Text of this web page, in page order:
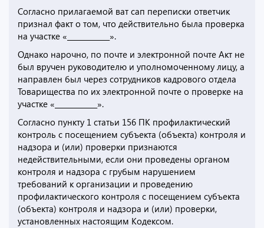
Согласно прилагаемой ват сап переписки ответчик
признал факт о том, что действительно была проверка
на участке «____________».
Однако нарочно, по почте и электронной почте Акт не
был вручен руководителю и уполномоченному лицу, а
направлен был через сотрудников кадрового отдела
Товарищества по их электронной почте о проверке на
участке «____________».
Согласно пункту 1 статьи 156 ПК профилактический
контроль с посещением субъекта (объекта) контроля и
надзора и (или) проверки признаются
недействительными, если они проведены органом
контроля и надзора с грубым нарушением
требований к организации и проведению
профилактического контроля с посещением субъекта
(объекта) контроля и надзора и (или) проверки,
установленных настоящим Кодексом.